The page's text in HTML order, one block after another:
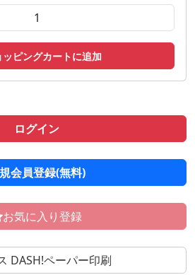
ッピングカートに追加
ログイン
会員登録(無料)
お気に入り登録
DASH!ペーパー印刷